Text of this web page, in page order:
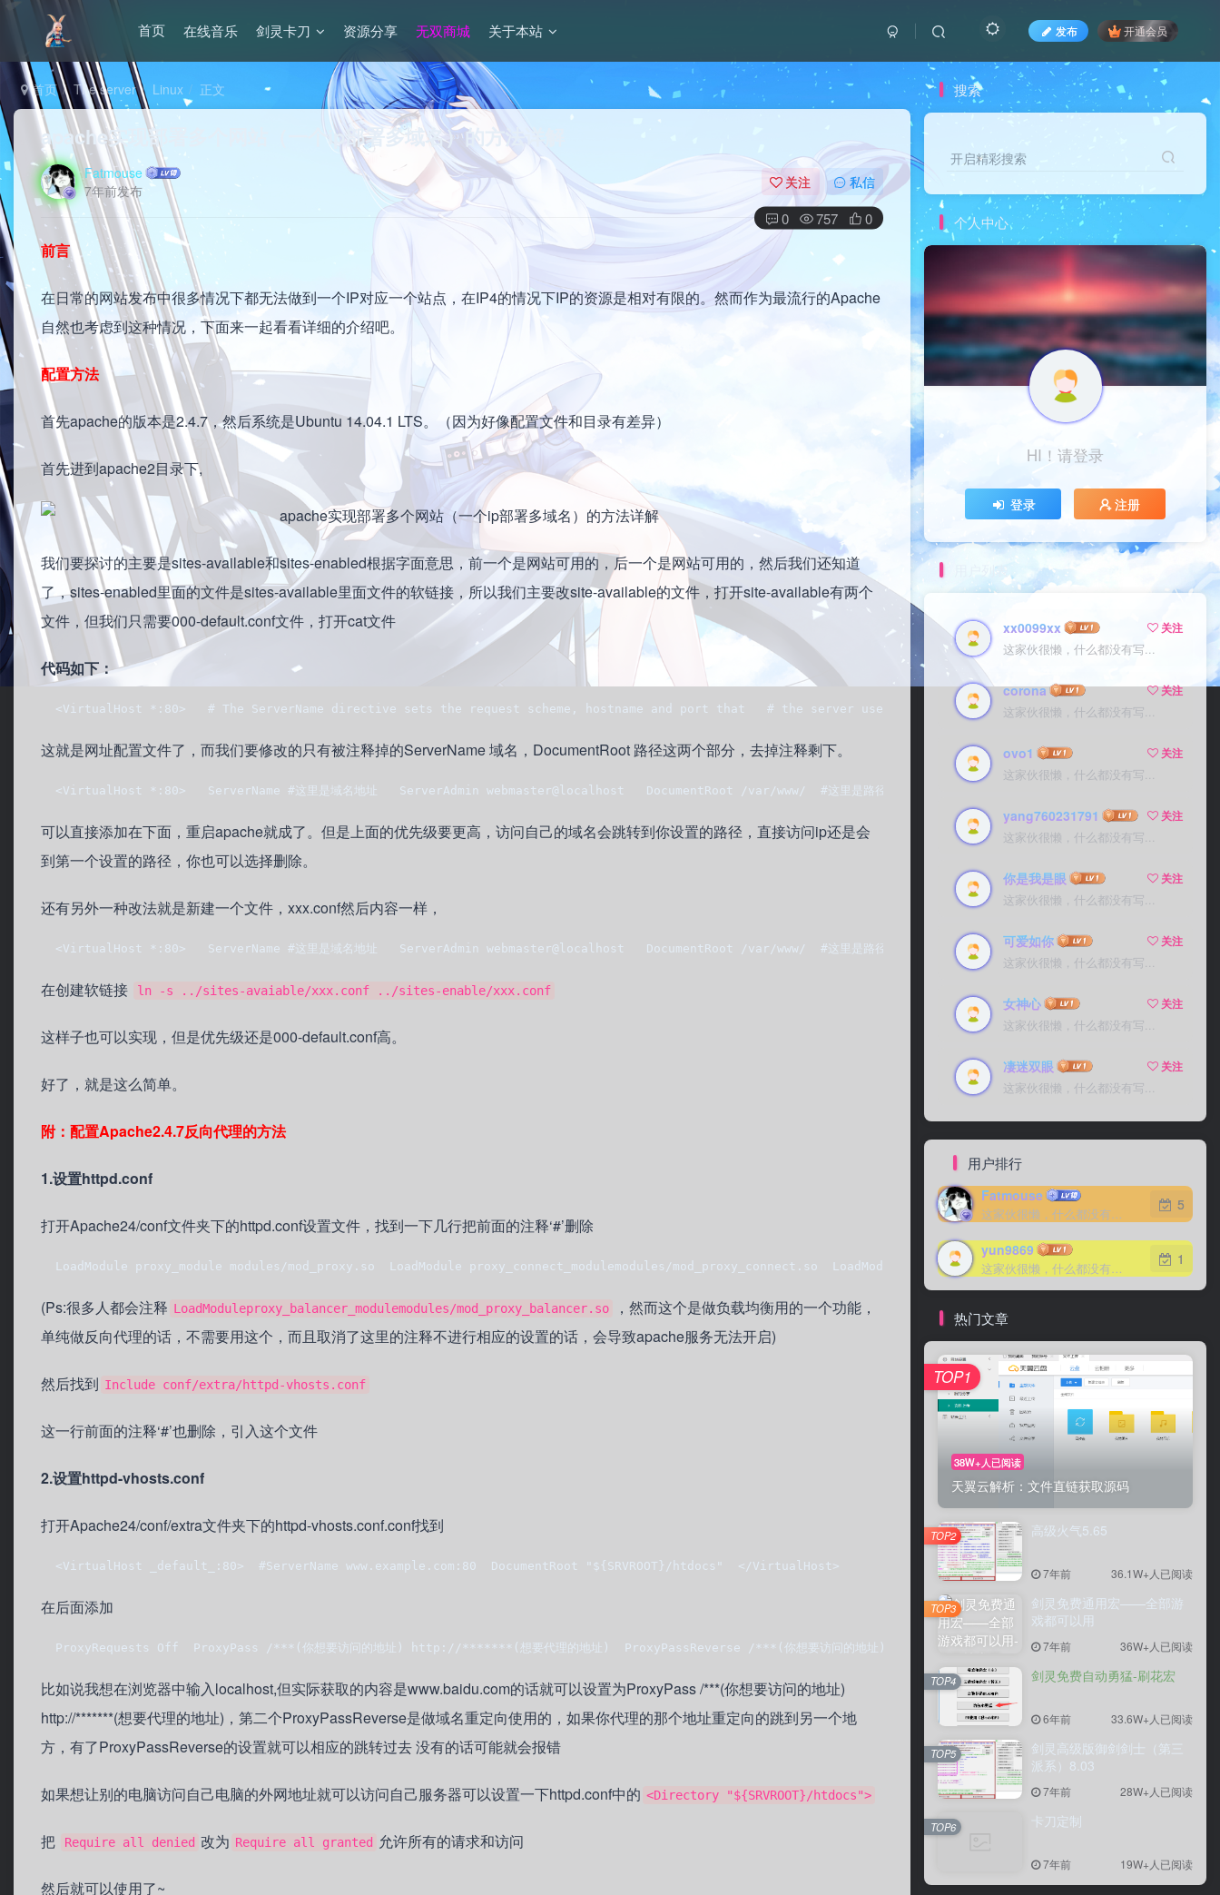
首页 在线音乐 剑灵卡刀 资源分享 无双商城 关于本站 发布 开通会员
首页 The server Linux 正文
apache实现部署多个网站（一个ip部署多域名）的方法详解
Fatmouse
7年前发布
关注 私信
0 757 0
前言
在日常的网站发布中很多情况下都无法做到一个IP对应一个站点，在IP4的情况下IP的资源是相对有限的。然而作为最流行的Apache
自然也考虑到这种情况，下面来一起看看详细的介绍吧。
配置方法
首先apache的版本是2.4.7，然后系统是Ubuntu 14.04.1 LTS。（因为好像配置文件和目录有差异）
首先进到apache2目录下,
我们要探讨的主要是sites-available和sites-enabled根据字面意思，前一个是网站可用的，后一个是网站可用的，然后我们还知道
了，sites-enabled里面的文件是sites-available里面文件的软链接，所以我们主要改site-available的文件，打开site-available有两个
文件，但我们只需要000-default.conf文件，打开cat文件
代码如下：
<VirtualHost *:80>   # The ServerName directive sets the request scheme, hostname and port that   # the server uses to identify itself. This is used when
这就是网址配置文件了，而我们要修改的只有被注释掉的ServerName 域名，DocumentRoot 路径这两个部分，去掉注释剩下。
<VirtualHost *:80>   ServerName #这里是域名地址   ServerAdmin webmaster@localhost   DocumentRoot /var/www/  #这里是路径   ErrorLog ${APACHE_LOG_DIR}/error.log
可以直接添加在下面，重启apache就成了。但是上面的优先级要更高，访问自己的域名会跳转到你设置的路径，直接访问ip还是会
到第一个设置的路径，你也可以选择删除。
还有另外一种改法就是新建一个文件，xxx.conf然后内容一样，
<VirtualHost *:80>   ServerName #这里是域名地址   ServerAdmin webmaster@localhost   DocumentRoot /var/www/  #这里是路径   ErrorLog ${APACHE_LOG_DIR}/error.log
在创建软链接 ln -s ../sites-avaiable/xxx.conf ../sites-enable/xxx.conf
这样子也可以实现，但是优先级还是000-default.conf高。
好了，就是这么简单。
附：配置Apache2.4.7反向代理的方法
1.设置httpd.conf
打开Apache24/conf文件夹下的httpd.conf设置文件，找到一下几行把前面的注释‘#’删除
LoadModule proxy_module modules/mod_proxy.so  LoadModule proxy_connect_modulemodules/mod_proxy_connect.so  LoadModule proxy_ftp_modulemodules/mod_proxy_ftp.so
(Ps:很多人都会注释 LoadModuleproxy_balancer_modulemodules/mod_proxy_balancer.so
，然而这个是做负载均衡用的一个功能，
单纯做反向代理的话，不需要用这个，而且取消了这里的注释不进行相应的设置的话，会导致apache服务无法开启)
然后找到 Include conf/extra/httpd-vhosts.conf
这一行前面的注释‘#’也删除，引入这个文件
2.设置httpd-vhosts.conf
打开Apache24/conf/extra文件夹下的httpd-vhosts.conf.conf找到
  <VirtualHost _default_:80>  #ServerName www.example.com:80  DocumentRoot "${SRVROOT}/htdocs"  </VirtualHost>
在后面添加
  ProxyRequests Off  ProxyPass /***(你想要访问的地址) http://*******(想要代理的地址)  ProxyPassReverse /***(你想要访问的地址) http://*******(想要代理的地址)
比如说我想在浏览器中输入localhost,但实际获取的内容是www.baidu.com的话就可以设置为ProxyPass /***(你想要访问的地址)
http://*******(想要代理的地址)，第二个ProxyPassReverse是做域名重定向使用的，如果你代理的那个地址重定向的跳到另一个地
方，有了ProxyPassReverse的设置就可以相应的跳转过去 没有的话可能就会报错
如果想让别的电脑访问自己电脑的外网地址就可以访问自己服务器可以设置一下httpd.conf中的 <Directory "${SRVROOT}/htdocs">
把 Require all denied 改为 Require all granted 允许所有的请求和访问
然后就可以使用了~
搜索
开启精彩搜索
个人中心
HI！请登录
登录 注册
用户列表
xx0099xx
关注
这家伙很懒，什么都没有写...
corona
关注
这家伙很懒，什么都没有写...
ovo1
关注
这家伙很懒，什么都没有写...
yang760231791
关注
这家伙很懒，什么都没有写...
你是我是眼
关注
这家伙很懒，什么都没有写...
可爱如你
关注
这家伙很懒，什么都没有写...
女神心
关注
这家伙很懒，什么都没有写...
凄迷双眼
关注
这家伙很懒，什么都没有写...
用户排行
Fatmouse
这家伙很懒，什么都没有写...
5
yun9869
这家伙很懒，什么都没有写...
1
热门文章
38W+人已阅读
天翼云解析：文件直链获取源码
TOP1
高级火气5.65
7年前 36.1W+人已阅读
TOP2
剑灵免费通用宏——全部游
戏都可以用
7年前 36W+人已阅读
TOP3
剑灵免费自动勇猛-刷花宏
6年前 33.6W+人已阅读
TOP4
剑灵高级版御剑剑士（第三
派系）8.03
7年前 28W+人已阅读
TOP5
卡刀定制
7年前 19W+人已阅读
TOP6
开启精彩搜索
HI！请登录
登录 注册
xx0099xx
关注
这家伙很懒，什么都没有写...
corona
关注
这家伙很懒，什么都没有写...
ovo1
关注
这家伙很懒，什么都没有写...
yang760231791
关注
这家伙很懒，什么都没有写...
你是我是眼
关注
这家伙很懒，什么都没有写...
可爱如你
关注
这家伙很懒，什么都没有写...
女神心
关注
这家伙很懒，什么都没有写...
凄迷双眼
关注
这家伙很懒，什么都没有写...
Fatmouse
这家伙很懒，什么都没有写...
5
yun9869
这家伙很懒，什么都没有写...
1
38W+人已阅读
天翼云解析：文件直链获取源码
TOP1
高级火气5.65
7年前 36.1W+人已阅读
TOP2
剑灵免费通用宏——全部游
戏都可以用
7年前 36W+人已阅读
TOP3
剑灵免费自动勇猛-刷花宏
6年前 33.6W+人已阅读
TOP4
剑灵高级版御剑剑士（第三
派系）8.03
7年前 28W+人已阅读
TOP5
卡刀定制
7年前 19W+人已阅读
TOP6